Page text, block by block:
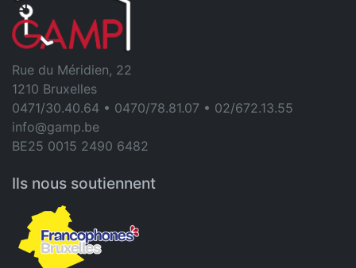
Rue du Méridien, 22
1210 Bruxelles
0471/30.40.64 • 0470/78.81.07 • 02/672.13.55
info@gamp.be
BE25 0015 2490 6482
Ils nous soutiennent